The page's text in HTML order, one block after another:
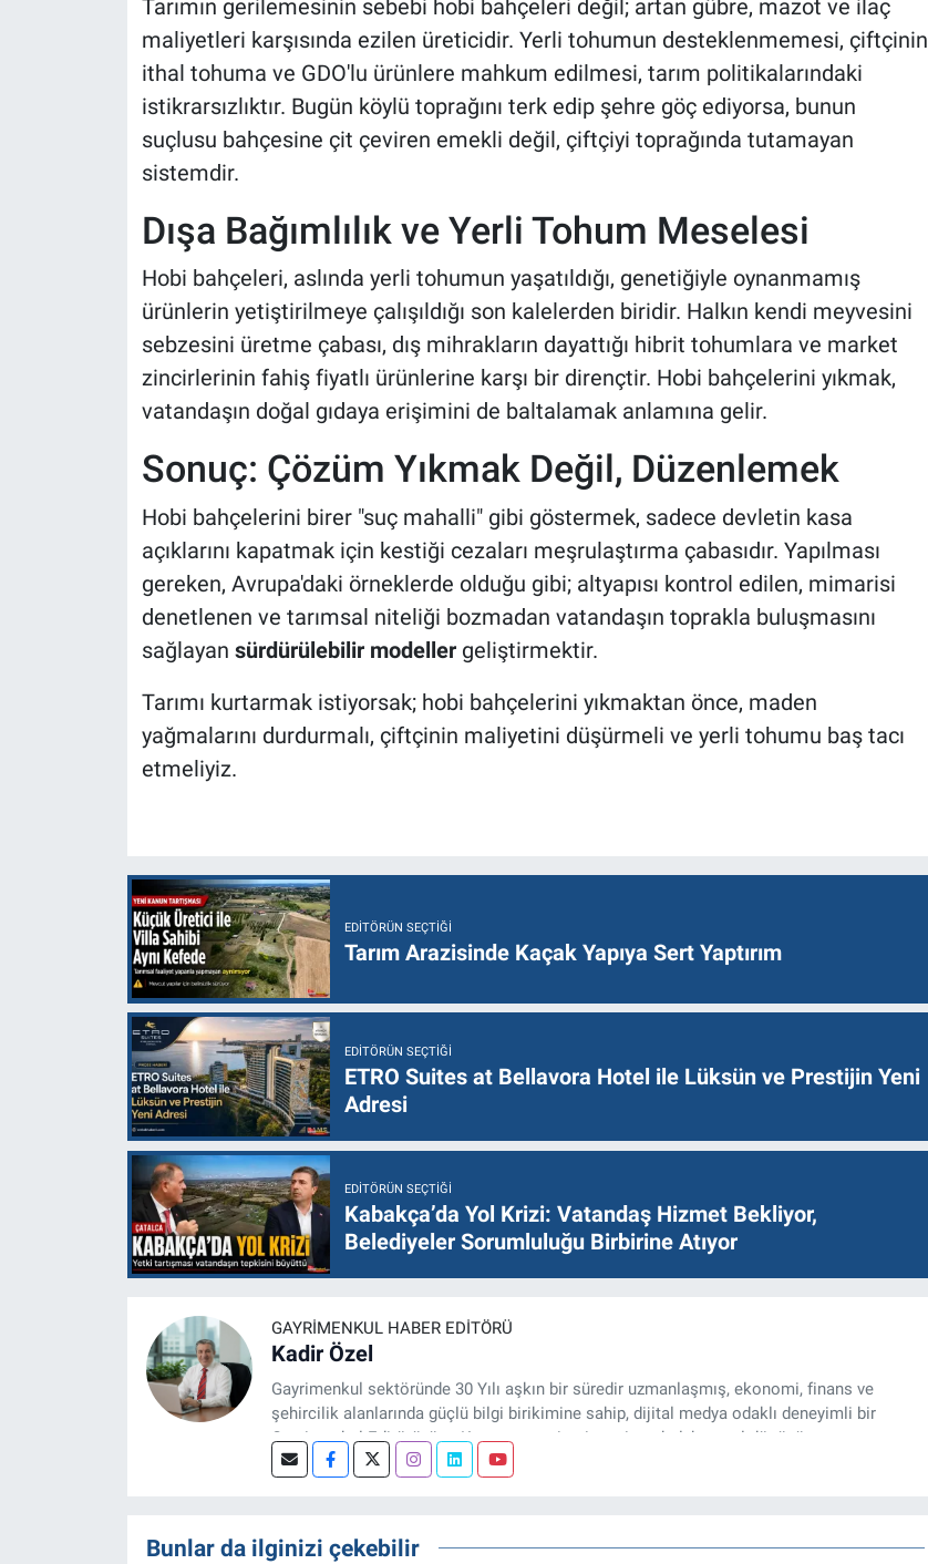
Tarımın gerilemesinin sebebi hobi bahçeleri değil; artan gübre, mazot ve ilaç
maliyetleri karşısında ezilen üreticidir. Yerli tohumun desteklenmemesi, çiftçinin
ithal tohuma ve GDO'lu ürünlere mahkum edilmesi, tarım politikalarındaki
istikrarsızlıktır. Bugün köylü toprağını terk edip şehre göç ediyorsa, bunun
suçlusu bahçesine çit çeviren emekli değil, çiftçiyi toprağında tutamayan
sistemdir.
Dışa Bağımlılık ve Yerli Tohum Meselesi
Hobi bahçeleri, aslında yerli tohumun yaşatıldığı, genetiğiyle oynanmamış
ürünlerin yetiştirilmeye çalışıldığı son kalelerden biridir. Halkın kendi meyvesini
sebzesini üretme çabası, dış mihrakların dayattığı hibrit tohumlara ve market
zincirlerinin fahiş fiyatlı ürünlerine karşı bir dirençtir. Hobi bahçelerini yıkmak,
vatandaşın doğal gıdaya erişimini de baltalamak anlamına gelir.
Sonuç: Çözüm Yıkmak Değil, Düzenlemek
Hobi bahçelerini birer "suç mahalli" gibi göstermek, sadece devletin kasa
açıklarını kapatmak için kestiği cezaları meşrulaştırma çabasıdır. Yapılması
gereken, Avrupa'daki örneklerde olduğu gibi; altyapısı kontrol edilen, mimarisi
denetlenen ve tarımsal niteliği bozmadan vatandaşın toprakla buluşmasını
sağlayan sürdürülebilir modellergeliştirmektir.
Tarımı kurtarmak istiyorsak; hobi bahçelerini yıkmaktan önce, maden
yağmalarını durdurmalı, çiftçinin maliyetini düşürmeli ve yerli tohumu baş tacı
etmeliyiz.
EDITÖRÜN SEÇTIĞI
Tarım Arazisinde Kaçak Yapıya Sert Yaptırım
EDITÖRÜN SEÇTIĞI
ETRO Suites at Bellavora Hotel ile Lüksün ve Prestijin Yeni
Adresi
EDITÖRÜN SEÇTIĞI
Kabakça’da Yol Krizi: Vatandaş Hizmet Bekliyor,
Belediyeler Sorumluluğu Birbirine Atıyor
GAYRIMENKUL HABER EDITÖRÜ
Kadir Özel
Gayrimenkul sektöründe 30 Yılı aşkın bir süredir uzmanlaşmış, ekonomi, finans ve
şehircilik alanlarında güçlü bilgi birikimine sahip, dijital medya odaklı deneyimli bir
Gayrimenkul Editörüyüm. Konut, arsa, ticari gayrimenkul, kentsel dönüşüm ve yatırım
projeleri üzerine haber, analiz ve özel dosyalar hazırlama konusunda yetkinim.
Bunlar da ilginizi çekebilir